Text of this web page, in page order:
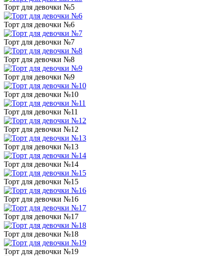
Торт для девочки №5
Торт для девочки №6
Торт для девочки №7
Торт для девочки №8
Торт для девочки №9
Торт для девочки №10
Торт для девочки №11
Торт для девочки №12
Торт для девочки №13
Торт для девочки №14
Торт для девочки №15
Торт для девочки №16
Торт для девочки №17
Торт для девочки №18
Торт для девочки №19